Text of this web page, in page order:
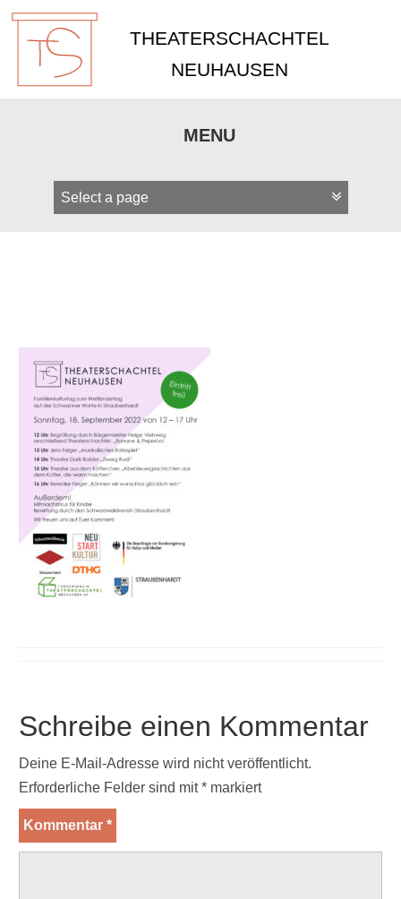
THEATERSCHACHTEL
NEUHAUSEN
MENU
Inhalt
Schreibe einen Kommentar
Deine E-Mail-Adresse wird nicht veröffentlicht.
Erforderliche Felder sind mit* markiert
Kommentar*